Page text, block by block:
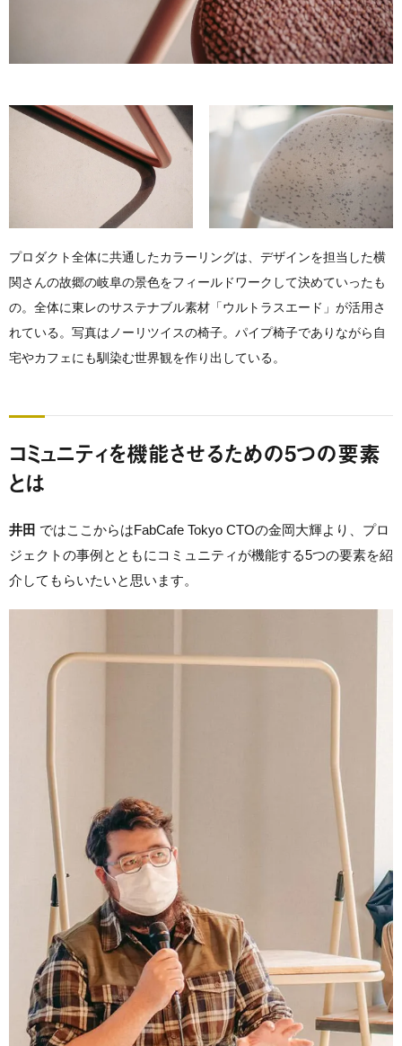
プロダクト全体に共通したカラーリングは、デザインを担当した横
関さんの故郷の岐阜の景色をフィールドワークして決めていったも
の。全体に東レのサステナブル素材「ウルトラスエード」が活用さ
れている。写真はノーリツイスの椅子。パイプ椅子でありながら自
宅やカフェにも馴染む世界観を作り出している。
コミュニティを機能させるための5つの要素
とは
井田 ではここからはFabCafe Tokyo CTOの金岡大輝より、プロ
ジェクトの事例とともにコミュニティが機能する5つの要素を紹
介してもらいたいと思います。